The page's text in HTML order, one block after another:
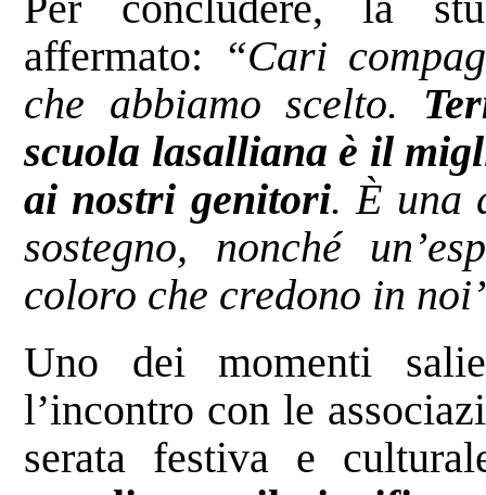
affermato: “Cari
che abbiamo scelto.
scuola lasalliana è il
ai nostri genitori. È una
sostegno, nonché
coloro che credono in
Uno dei momenti
l’incontro con le
serata festiva e